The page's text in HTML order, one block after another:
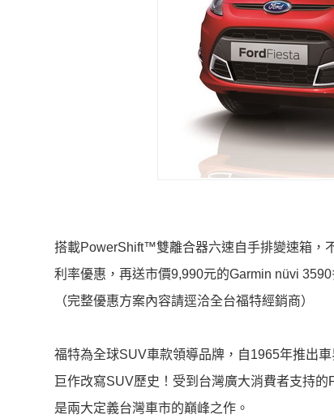
搭載PowerShift™雙離合器六速自手排變速箱，
利率優惠，再送市價9,990元的Garmin nüvi
（完整優惠方案內容請逕洽全台福特經銷商）
福特為全球SUV車款領導品牌，自1965年推出
巨作改寫SUV歷史！受到台灣廣大消費者支持
是兩大定義台灣車市的巔峰之作。